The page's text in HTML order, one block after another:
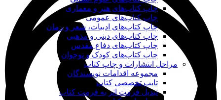
چاپ کتاب‌های هنر و معماری
چاپ کتاب‌های عمومی
چاپ کتاب‌های ادبیات، شعر و رمان
چاپ کتاب‌های دینی و مذهبی
چاپ کتاب‌های دفاع مقدس
چاپ کتاب‌های کودک و نوجوان
مراحل انتشارات و چاپ کتاب
مجموعه اقدامات نویسندگان
تایپ تخصصی کتاب
تبدیل فرمت اثر به فرمت کتاب